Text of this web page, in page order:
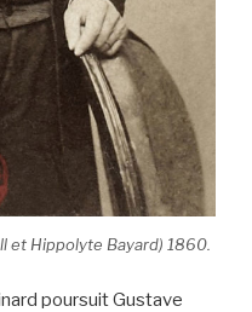
et Hippolyte Bayard) 1860.
poursuit Gustave